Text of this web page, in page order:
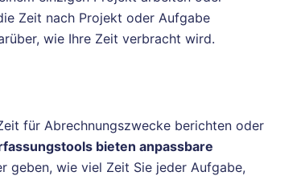
Zeit nach Projekt oder Aufgabe
wie Ihre Zeit verbracht wird.
für Abrechnungszwecke berichten oder
bieten anpassbare
geben, wie viel Zeit Sie jeder Aufgabe,